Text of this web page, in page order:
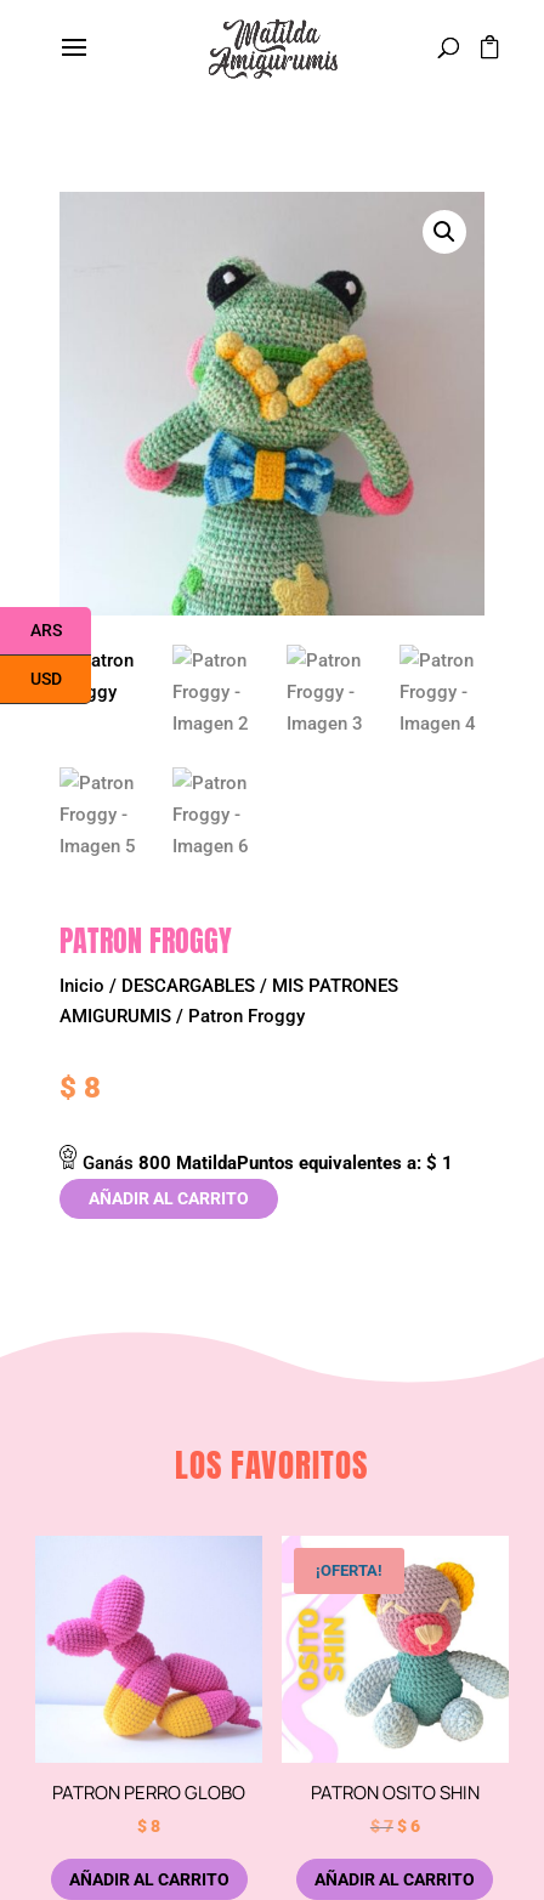
PATRON FROGGY
Inicio / DESCARGABLES / MIS PATRONES
AMIGURUMIS / Patron Froggy
$ 8
Ganás800 MatildaPuntos equivalentes a:$ 1
AÑADIR AL CARRITO
LOS FAVORITOS
PATRON PERRO GLOBO
$8
AÑADIR AL CARRITO
¡OFERTA!
PATRON OSITO SHIN
$7El
precio
original
$6El
precio
actual
AÑADIR AL CARRITO
ARS
USD